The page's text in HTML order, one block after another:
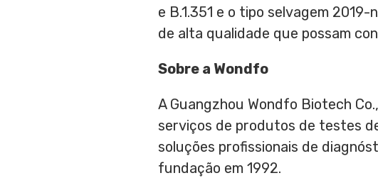
e B.1.351 e o tipo selvagem
de alta qualidade que possam
Sobre a Wondfo
A Guangzhou Wondfo Biotech
serviços de produtos de testes
soluções profissionais de
fundação em 1992.